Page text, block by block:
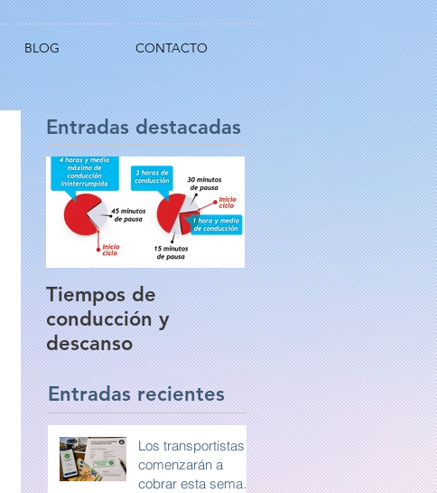
BLOG CONTACTO
Entradas destacadas
Tiempos de
conducción y
descanso
Entradas recientes
Los transportistas
comenzarán a
cobrar esta semana